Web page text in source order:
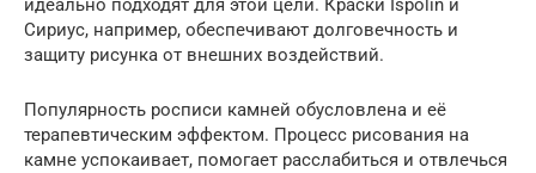
идеально подходят для этой цели. Краски Ispolin и
Сириус, например, обеспечивают долговечность и
защиту рисунка от внешних воздействий.
Популярность росписи камней обусловлена и её
терапевтическим эффектом. Процесс рисования на
камне успокаивает, помогает расслабиться и отвлечься